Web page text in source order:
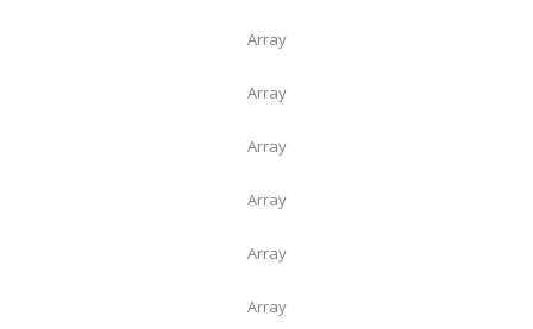
Array
Array
Array
Array
Array
Array